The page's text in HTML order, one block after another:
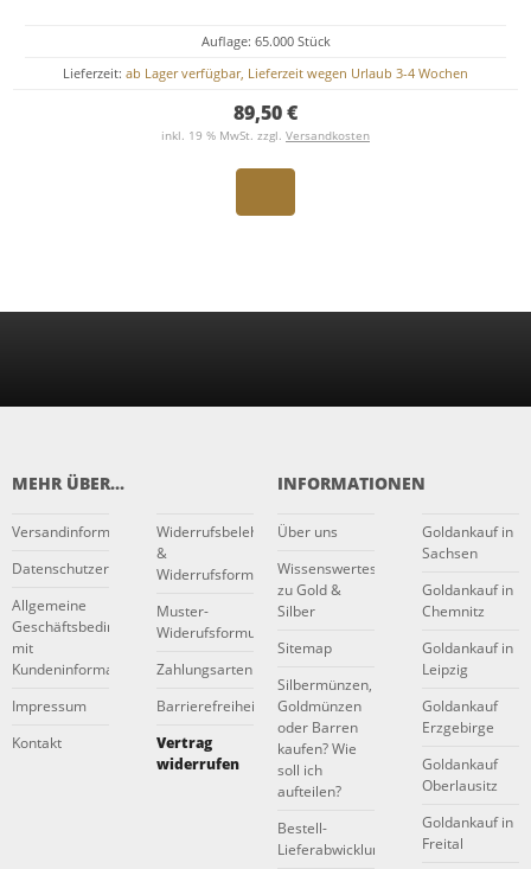
Auflage: 65.000 Stück
Lieferzeit: ab Lager verfügbar, Lieferzeit wegen Urlaub 3-4 Wochen
89,50 €
inkl. 19 % MwSt. zzgl. Versandkosten
MEHR ÜBER...
Versandinformationen
Datenschutzerklärung
Allgemeine
Geschäftsbedingungen
mit
Kundeninformationen
Impressum
Kontakt
Widerrufsbelehrung
&
Widerrufsformular
Muster-
Widerufsformular
Zahlungsarten
Barrierefreiheitserklärung
Vertrag
widerrufen
INFORMATIONEN
Über uns
Wissenswertes
zu Gold &
Silber
Sitemap
Silbermünzen,
Goldmünzen
oder Barren
kaufen? Wie
soll ich
aufteilen?
Bestell-
Lieferabwicklung
Goldankauf in
Sachsen
Goldankauf in
Chemnitz
Goldankauf in
Leipzig
Goldankauf
Erzgebirge
Goldankauf
Oberlausitz
Goldankauf in
Freital